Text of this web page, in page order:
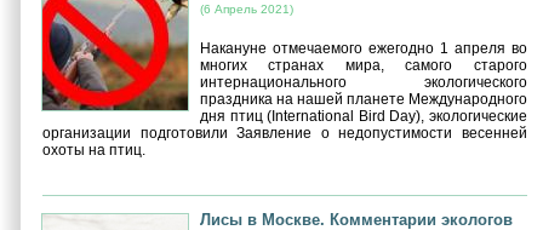
(6 Апрель 2021)
Накануне отмечаемого ежегодно 1 апреля во
многих странах мира, самого старого
интернационального экологического
праздника на нашей планете Международного
дня птиц (International Bird Day), экологические
организации подготовили Заявление о недопустимости весенней
охоты на птиц.
Лисы в Москве. Комментарии экологов